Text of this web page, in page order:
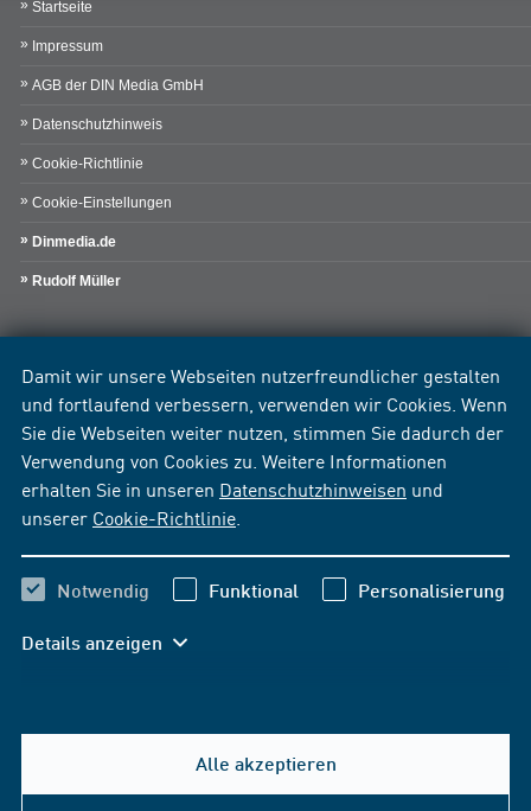
Damit wir unsere Webseiten nutzerfreundlicher gestalten
und fortlaufend verbessern, verwenden wir Cookies. Wenn
Sie die Webseiten weiter nutzen, stimmen Sie dadurch der
Verwendung von Cookies zu. Weitere Informationen
erhalten Sie in unseren Datenschutzhinweisen und
unserer Cookie-Richtlinie
Notwendig Funktional Personalisierung
Details anzeigen
Alle akzeptieren
Startseite
Impressum
AGB der DIN Media GmbH
Datenschutzhinweis
Cookie-Richtlinie
Cookie-Einstellungen
Dinmedia.de
Rudolf Müller
Hilfe & Kontakt